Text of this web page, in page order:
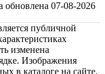
07-08-2026
публичной
изменена
Изображения
в каталоге на сайте,